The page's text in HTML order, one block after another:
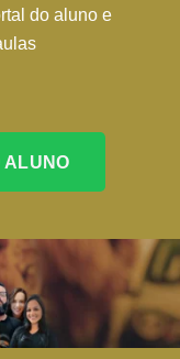
do aluno e
ALUNO